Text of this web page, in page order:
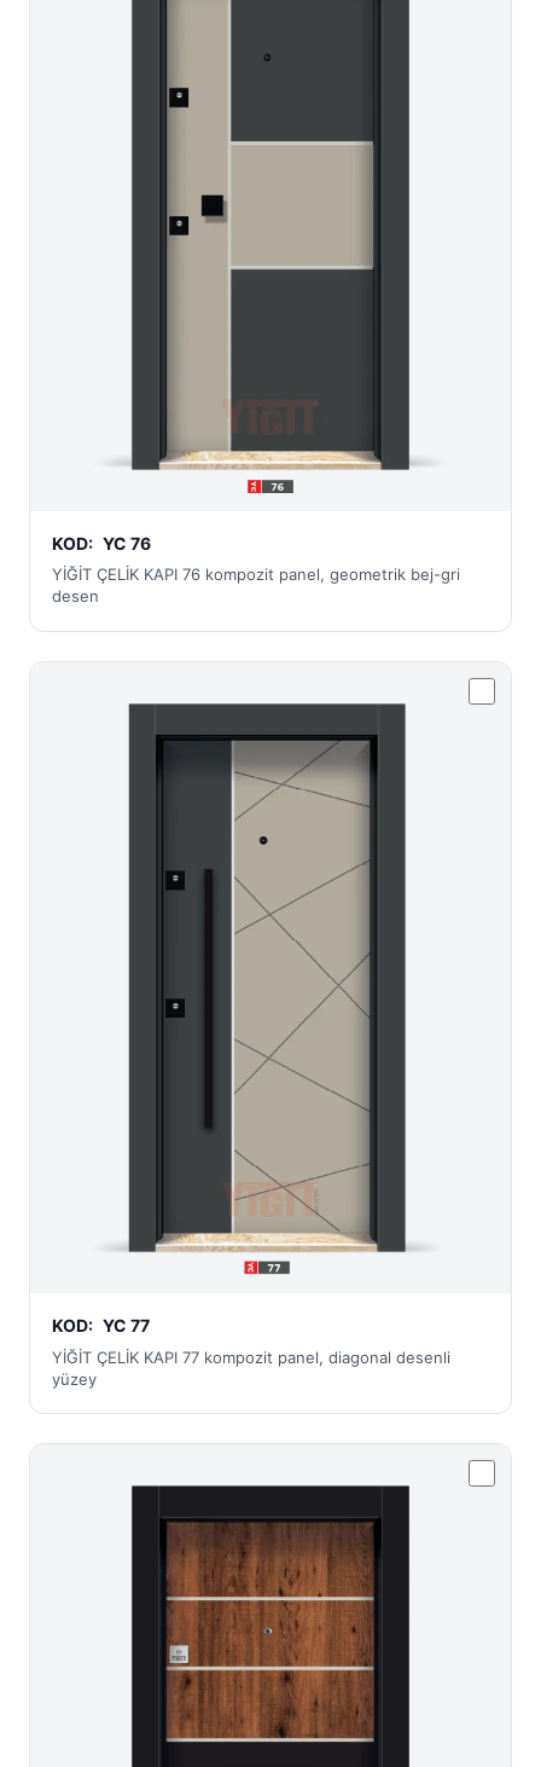
KOD: YC 76
YİĞİT ÇELİK KAPI 76 kompozit panel, geometrik bej-gri
desen
KOD: YC 77
YİĞİT ÇELİK KAPI 77 kompozit panel, diagonal desenli
yüzey